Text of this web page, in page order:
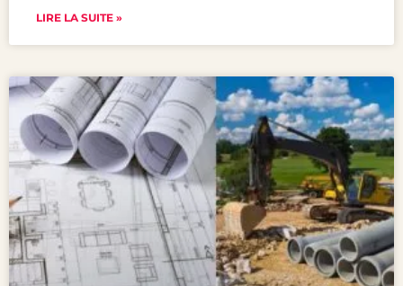
LIRE LA SUITE »